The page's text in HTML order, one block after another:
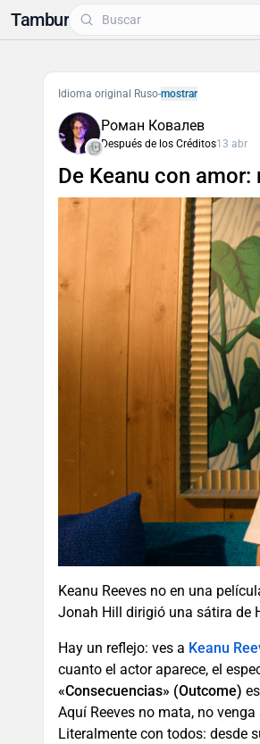
Tambur
Idioma original Ruso-mostrar
Роман Ковалев
Después de los Créditos13 abr
De Keanu con
Keanu Reeves no en una
Jonah Hill dirigió una sátira de
Hay un reflejo: ves a Keanu
cuanto el actor aparece, el
«Consecuencias» (Outcome)
Aquí Reeves no mata, no
Literalmente con todos: desde